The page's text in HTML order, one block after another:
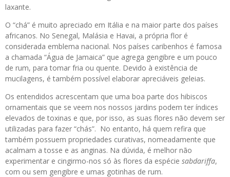
laxante.
O “chá” é muito apreciado em Itália e na maior parte dos países
africanos. No Senegal, Malásia e Havai, a própria flor é
considerada emblema nacional. Nos países caribenhos é famosa
a chamada “Água de Jamaica” que agrega gengibre e um pouco
de rum, para tomar fria ou quente. Devido à existência de
mucilagens, é também possível elaborar apreciáveis geleias.
Os entendidos acrescentam que uma boa parte dos hibiscos
ornamentais que se veem nos nossos jardins podem ter índices
elevados de toxinas e que, por isso, as suas flores não devem ser
utilizadas para fazer “chás”. No entanto, há quem refira que
também possuem propriedades curativas, nomeadamente que
acalmam a tosse e as anginas. Na dúvida, é melhor não
experimentar e cingirmo-nos só às flores da espécie sabdariffa,
com ou sem gengibre e umas gotinhas de rum.